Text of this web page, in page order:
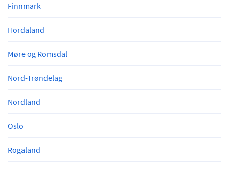
Finnmark
Hordaland
Møre og Romsdal
Nord-Trøndelag
Nordland
Oslo
Rogaland